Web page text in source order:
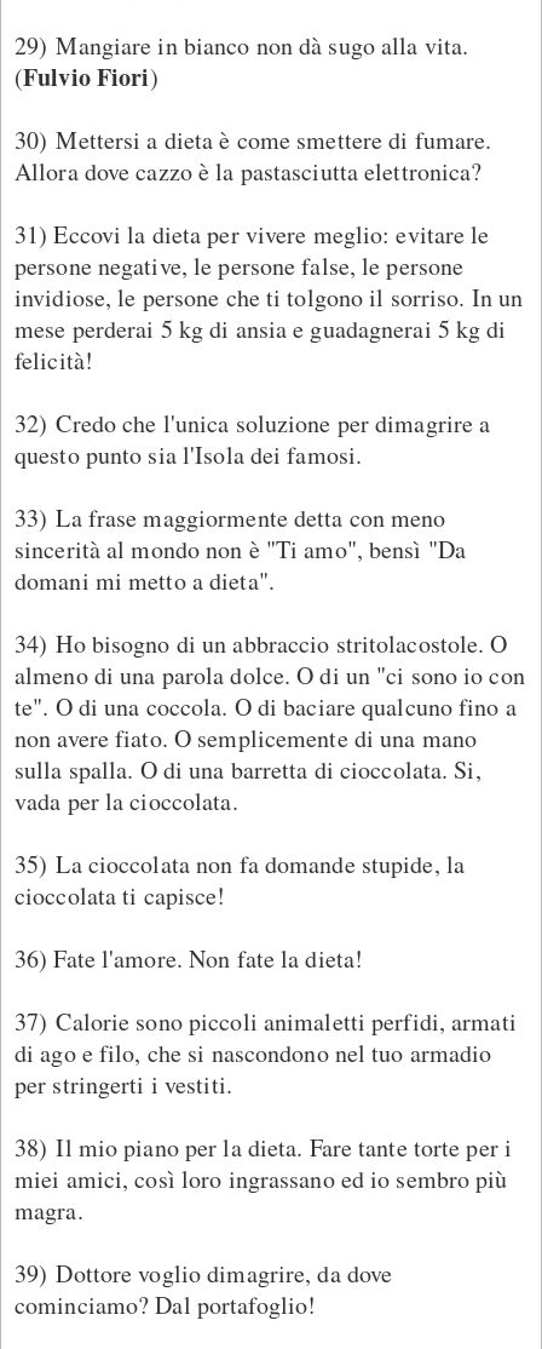
29) Mangiare in bianco non dà sugo alla vita.
(Fulvio Fiori)
30) Mettersi a dieta è come smettere di fumare.
Allora dove cazzo è la pastasciutta elettronica?
31) Eccovi la dieta per vivere meglio: evitare le
persone negative, le persone false, le persone
invidiose, le persone che ti tolgono il sorriso. In un
mese perderai 5 kg di ansia e guadagnerai 5 kg di
felicità!
32) Credo che l'unica soluzione per dimagrire a
questo punto sia l'Isola dei famosi.
33) La frase maggiormente detta con meno
sincerità al mondo non è "Ti amo", bensì "Da
domani mi metto a dieta".
34) Ho bisogno di un abbraccio stritolacostole. O
almeno di una parola dolce. O di un "ci sono io con
te". O di una coccola. O di baciare qualcuno fino a
non avere fiato. O semplicemente di una mano
sulla spalla. O di una barretta di cioccolata. Si,
vada per la cioccolata.
35) La cioccolata non fa domande stupide, la
cioccolata ti capisce!
36) Fate l'amore. Non fate la dieta!
37) Calorie sono piccoli animaletti perfidi, armati
di ago e filo, che si nascondono nel tuo armadio
per stringerti i vestiti.
38) Il mio piano per la dieta. Fare tante torte per i
miei amici, così loro ingrassano ed io sembro più
magra.
39) Dottore voglio dimagrire, da dove
cominciamo? Dal portafoglio!